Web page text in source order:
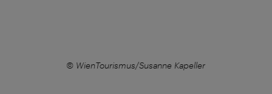
© WienTourismus/Susanne Kapeller